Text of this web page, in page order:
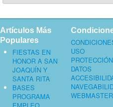
Artículos Más
Populares
FIESTAS EN
HONOR A SAN
JOAQUÍN Y
SANTA RITA
BASES
PROGRAMA
USO
DATOS
WEBMASTER